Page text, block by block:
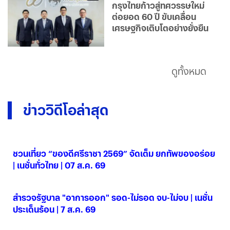
กรุงไทยก้าวสู่ทศวรรษใหม่
ต่อยอด 60 ปี ขับเคลื่อน
เศรษฐกิจเติบโตอย่างยั่งยืน
ดูทั้งหมด
ข่าววิดีโอล่าสุด
ชวนเที่ยว “ของดีศรีราชา 2569” จัดเต็ม ยกทัพของอร่อย
| เนชั่นทั่วไทย | 07 ส.ค. 69
สำรวจรัฐบาล "อาการออก" รอด-ไม่รอด จบ-ไม่จบ | เนชั่น
ประเด็นร้อน | 7 ส.ค. 69